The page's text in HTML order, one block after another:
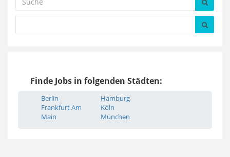
Finde Jobs in folgenden Städten:
Berlin
Frankfurt Am
Main
Hamburg
Köln
München